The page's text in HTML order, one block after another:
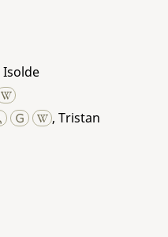
Isolde
, Tristan